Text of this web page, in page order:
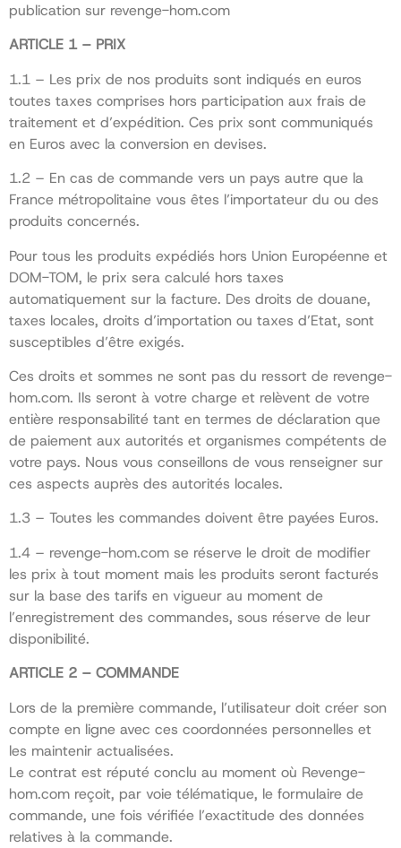
publication sur revenge-hom.com
ARTICLE 1 – PRIX
1.1 – Les prix de nos produits sont indiqués en euros
toutes taxes comprises hors participation aux frais de
traitement et d’expédition. Ces prix sont communiqués
en Euros avec la conversion en devises.
1.2 – En cas de commande vers un pays autre que la
France métropolitaine vous êtes l’importateur du ou des
produits concernés.
Pour tous les produits expédiés hors Union Européenne et
DOM-TOM, le prix sera calculé hors taxes
automatiquement sur la facture. Des droits de douane,
taxes locales, droits d’importation ou taxes d’Etat, sont
susceptibles d’être exigés.
Ces droits et sommes ne sont pas du ressort de revenge-
hom.com. Ils seront à votre charge et relèvent de votre
entière responsabilité tant en termes de déclaration que
de paiement aux autorités et organismes compétents de
votre pays. Nous vous conseillons de vous renseigner sur
ces aspects auprès des autorités locales.
1.3 – Toutes les commandes doivent être payées Euros.
1.4 – revenge-hom.com se réserve le droit de modifier
les prix à tout moment mais les produits seront facturés
sur la base des tarifs en vigueur au moment de
l’enregistrement des commandes, sous réserve de leur
disponibilité.
ARTICLE 2 – COMMANDE
Lors de la première commande, l’utilisateur doit créer son
compte en ligne avec ces coordonnées personnelles et
les maintenir actualisées.
Le contrat est réputé conclu au moment où Revenge-
hom.com reçoit, par voie télématique, le formulaire de
commande, une fois vérifiée l’exactitude des données
relatives à la commande.